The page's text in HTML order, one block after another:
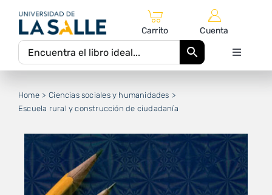
contenido
Carrito Cuenta
Toggle
Autores
Home
Ciencias sociales y humanidades
Escuela rural y construcción de ciudadanía